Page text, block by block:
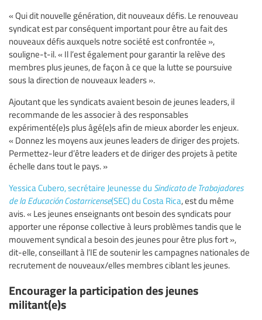
« Qui dit nouvelle génération, dit nouveaux défis. Le renouveau
syndicat est par conséquent important pour être au fait des
nouveaux défis auxquels notre société est confrontée »,
souligne-t-il. « Il l’est également pour garantir la relève des
membres plus jeunes, de façon à ce que la lutte se poursuive
sous la direction de nouveaux leaders ».
Ajoutant que les syndicats avaient besoin de jeunes leaders, il
recommande de les associer à des responsables
expérimenté(e)s plus âgé(e)s afin de mieux aborder les enjeux.
« Donnez les moyens aux jeunes leaders de diriger des projets.
Permettez-leur d’être leaders et de diriger des projets à petite
échelle dans tout le pays. »
Yessica Cubero, secrétaire Jeunesse du Sindicato de Trabajadores
de la Educación Costarricense(SEC) du Costa Rica, est du même
avis. « Les jeunes enseignants ont besoin des syndicats pour
apporter une réponse collective à leurs problèmes tandis que le
mouvement syndical a besoin des jeunes pour être plus fort »,
dit-elle, conseillant à l’IE de soutenir les campagnes nationales de
recrutement de nouveaux/elles membres ciblant les jeunes.
Encourager la participation des jeunes
militant(e)s